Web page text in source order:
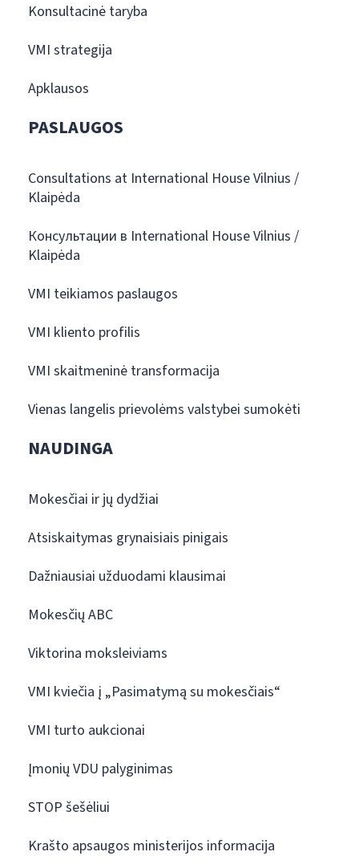
Konsultacinė taryba
VMI strategija
Apklausos
PASLAUGOS
Consultations at International House Vilnius /
Klaipėda
Консультации в International House Vilnius /
Klaipėda
VMI teikiamos paslaugos
VMI kliento profilis
VMI skaitmeninė transformacija
Vienas langelis prievolėms valstybei sumokėti
NAUDINGA
Mokesčiai ir jų dydžiai
Atsiskaitymas grynaisiais pinigais
Dažniausiai užduodami klausimai
Mokesčių ABC
Viktorina moksleiviams
VMI kviečia į „Pasimatymą su mokesčiais“
VMI turto aukcionai
Įmonių VDU palyginimas
STOP šešėliui
Krašto apsaugos ministerijos informacija